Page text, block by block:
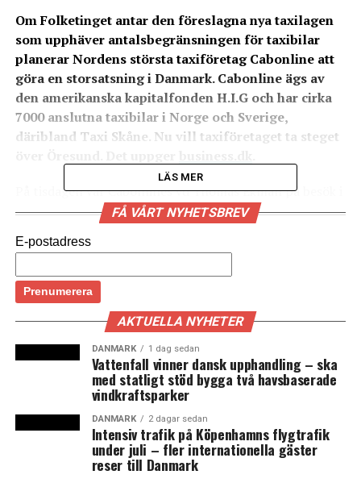
Om Folketinget antar den föreslagna nya taxilagen
som upphäver antalsbegränsningen för taxibilar
planerar Nordens största taxiföretag Cabonline att
göra en storsatsning i Danmark. Cabonline ägs av
den amerikanska kapitalfonden H.I.G och har cirka
7000 anslutna taxibilar i Norge och Sverige,
däribland Taxi Skåne. Nu vill taxiföretaget ta steget
På tisdagen var Cabonlines vd Thomas Ekman på besök i
Köpenhamn och till business.dk uppger han att
Folketinget antar den föreslagna nya taxilagen och
– Det finns en stor efterfrågan i Danmark. Och med den
nya lagen blir Danmark en prioriterade marknad för oss,
säger Thomas Ekman.
Cabonline Group, som omsätter cirka fem miljarder
svenska kronor och utför drygt 20 miljoner resor per år,
bildades under namnet Fågelviksgruppen i Sverige 1989.
Företaget har genom en köpoffensiv växt till Nordens
största taxiföretag med cirka 3500 anslutna åkerier med
omkring 7000 taxibilar i Sverige och Norge. Företaget
LÄS MER
FÅ VÅRT NYHETSBREV
E-postadress
AKTUELLA NYHETER
DANMARK 1 dag sedan
Vattenfall vinner dansk upphandling – ska
med statligt stöd bygga två havsbaserade
vindkraftsparker
DANMARK 2 dagar sedan
Intensiv trafik på Köpenhamns flygtrafik
under juli – fler internationella gäster
reser till Danmark